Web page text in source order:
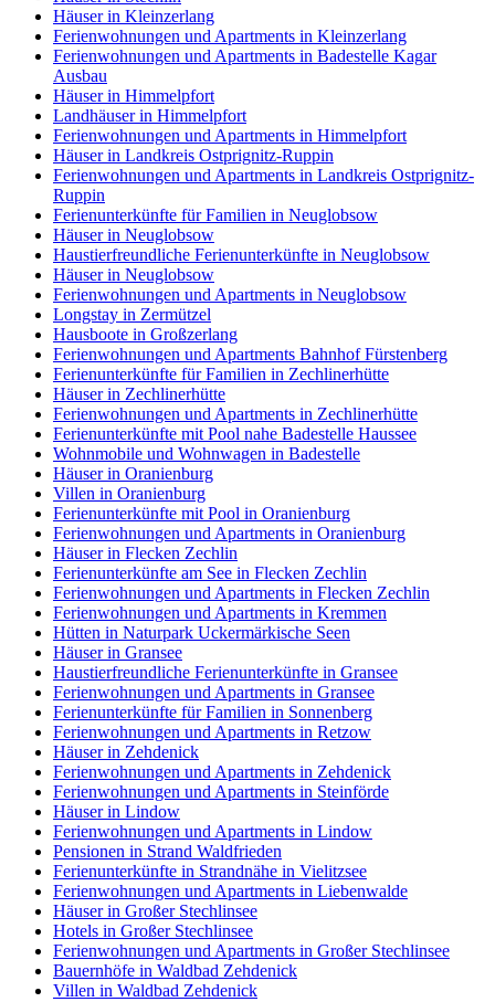
Häuser in Kleinzerlang
Ferienwohnungen und Apartments in Kleinzerlang
Ferienwohnungen und Apartments in Badestelle Kagar
Ausbau
Häuser in Himmelpfort
Landhäuser in Himmelpfort
Ferienwohnungen und Apartments in Himmelpfort
Häuser in Landkreis Ostprignitz-Ruppin
Ferienwohnungen und Apartments in Landkreis Ostprignitz-
Ruppin
Ferienunterkünfte für Familien in Neuglobsow
Häuser in Neuglobsow
Haustierfreundliche Ferienunterkünfte in Neuglobsow
Häuser in Neuglobsow
Ferienwohnungen und Apartments in Neuglobsow
Longstay in Zermützel
Hausboote in Großzerlang
Ferienwohnungen und Apartments Bahnhof Fürstenberg
Ferienunterkünfte für Familien in Zechlinerhütte
Häuser in Zechlinerhütte
Ferienwohnungen und Apartments in Zechlinerhütte
Ferienunterkünfte mit Pool nahe Badestelle Haussee
Wohnmobile und Wohnwagen in Badestelle
Häuser in Oranienburg
Villen in Oranienburg
Ferienunterkünfte mit Pool in Oranienburg
Ferienwohnungen und Apartments in Oranienburg
Häuser in Flecken Zechlin
Ferienunterkünfte am See in Flecken Zechlin
Ferienwohnungen und Apartments in Flecken Zechlin
Ferienwohnungen und Apartments in Kremmen
Hütten in Naturpark Uckermärkische Seen
Häuser in Gransee
Haustierfreundliche Ferienunterkünfte in Gransee
Ferienwohnungen und Apartments in Gransee
Ferienunterkünfte für Familien in Sonnenberg
Ferienwohnungen und Apartments in Retzow
Häuser in Zehdenick
Ferienwohnungen und Apartments in Zehdenick
Ferienwohnungen und Apartments in Steinförde
Häuser in Lindow
Ferienwohnungen und Apartments in Lindow
Pensionen in Strand Waldfrieden
Ferienunterkünfte in Strandnähe in Vielitzsee
Ferienwohnungen und Apartments in Liebenwalde
Häuser in Großer Stechlinsee
Hotels in Großer Stechlinsee
Ferienwohnungen und Apartments in Großer Stechlinsee
Bauernhöfe in Waldbad Zehdenick
Villen in Waldbad Zehdenick